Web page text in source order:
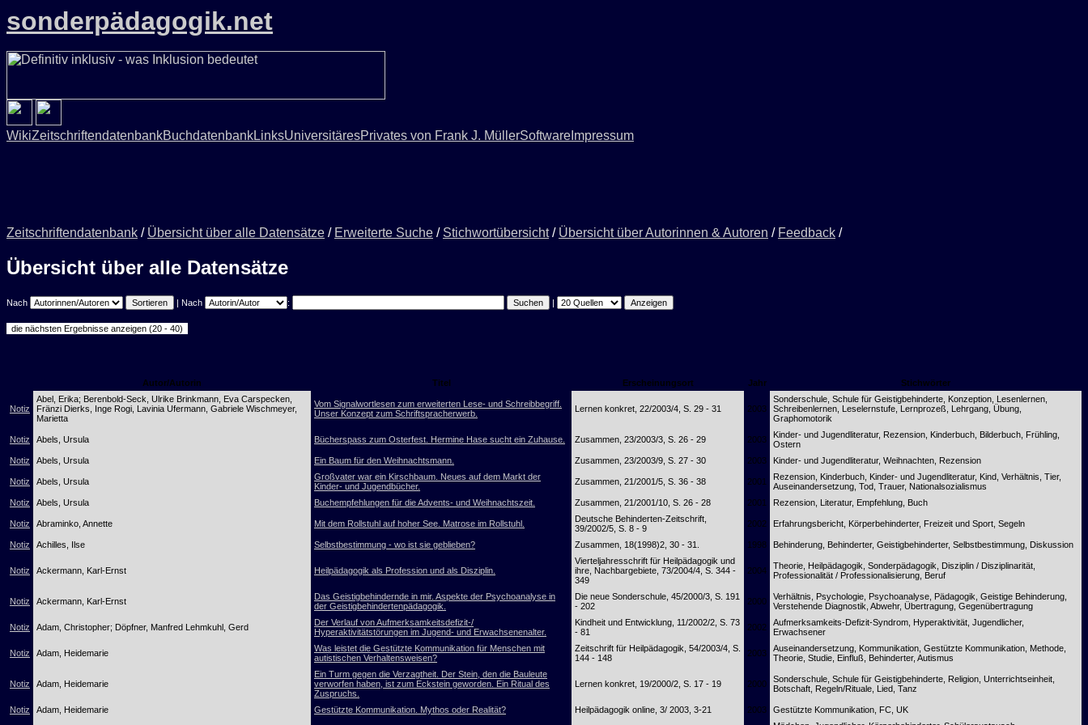
sonderpädagogik.net
WikiZeitschriftendatenbankBuchdatenbankLinksUniversitäresPrivates von Frank J. MüllerSoftware Impressum
Zeitschriftendatenbank / Übersicht über alle Datensätze / Erweiterte Suche / Stichwortübersicht/ Übersicht über Autorinnen & Autoren / Feedback /
Übersicht über alle Datensätze
Nach | Nach : |
Autor/Autorin Titel Erscheinungsort Jahr Stichwörter
Notiz
Abel, Erika; Berenbold-Seck, Ulrike Brinkmann, Eva Carspecken,
Fränzi Dierks, Inge Rogi, Lavinia Ufermann, Gabriele Wischmeyer,
Marietta
Vom Signalwortlesen zum erweiterten Lese- und Schreibbegriff.
Unser Konzept zum Schriftspracherwerb.
Lernen konkret, 22/2003/4, S. 29 - 31 2003
Sonderschule, Schule für Geistigbehinderte, Konzeption, Lesenlernen,
Schreibenlernen, Leselernstufe, Lernprozeß, Lehrgang, Übung,
Graphomotorik
Notiz Abels, Ursula Bücherspass zum Osterfest. Hermine Hase sucht ein Zuhause. Zusammen, 23/2003/3, S. 26 - 29 2003
Kinder- und Jugendliteratur, Rezension, Kinderbuch, Bilderbuch, Frühling,
Ostern
Notiz
Abels, Ursula Ein Baum für den Weihnachtsmann. Zusammen, 23/2003/9, S. 27 - 30 2003 Kinder- und Jugendliteratur, Weihnachten, Rezension
Notiz Abels, Ursula
Großvater war ein Kirschbaum. Neues auf dem Markt der
Kinder- und Jugendbücher.
Zusammen, 21/2001/5, S. 36 - 38 2001
Rezension, Kinderbuch, Kinder- und Jugendliteratur, Kind, Verhältnis, Tier,
Auseinandersetzung, Tod, Trauer, Nationalsozialismus
Notiz
Abels, Ursula Buchempfehlungen für die Advents- und Weihnachtszeit. Zusammen, 21/2001/10, S. 26 - 28 2001 Rezension, Literatur, Empfehlung, Buch
Notiz Abraminko, Annette Mit dem Rollstuhl auf hoher See. Matrose im Rollstuhl.
Deutsche Behinderten-Zeitschrift,
39/2002/5, S. 8 - 9
2002 Erfahrungsbericht, Körperbehinderter, Freizeit und Sport, Segeln
Notiz Achilles, Ilse Selbstbestimmung - wo ist sie geblieben? Zusammen, 18(1998)2, 30 - 31. 1998 Behinderung, Behinderter, Geistigbehinderter, Selbstbestimmung, Diskussion
Notiz Ackermann, Karl-Ernst Heilpädagogik als Profession und als Disziplin.
Vierteljahresschrift für Heilpädagogik und
ihre, Nachbargebiete, 73/2004/4, S. 344 -
349
2004
Theorie, Heilpädagogik, Sonderpädagogik, Disziplin / Disziplinarität,
Professionalität / Professionalisierung, Beruf
Notiz Ackermann, Karl-Ernst
Das Geistigbehindernde in mir. Aspekte der Psychoanalyse in
der Geistigbehindertenpädagogik.
Die neue Sonderschule, 45/2000/3, S. 191
- 202
2000
Verhältnis, Psychologie, Psychoanalyse, Pädagogik, Geistige Behinderung,
Verstehende Diagnostik, Abwehr, Übertragung, Gegenübertragung
Notiz Adam, Christopher; Döpfner, Manfred Lehmkuhl, Gerd
Der Verlauf von Aufmerksamkeitsdefizit-/
Hyperaktivitätstörungen im Jugend- und Erwachsenenalter.
Kindheit und Entwicklung, 11/2002/2, S. 73
- 81
2002
Aufmerksamkeits-Defizit-Syndrom, Hyperaktivität, Jugendlicher,
Erwachsener
Notiz Adam, Heidemarie
Was leistet die Gestützte Kommunikation für Menschen mit
autistischen Verhaltensweisen?
Zeitschrift für Heilpädagogik, 54/2003/4, S.
144 - 148
2003
Auseinandersetzung, Kommunikation, Gestützte Kommunikation, Methode,
Theorie, Studie, Einfluß, Behinderter, Autismus
Notiz Adam, Heidemarie
Ein Turm gegen die Verzagtheit. Der Stein, den die Bauleute
verworfen haben, ist zum Eckstein geworden. Ein Ritual des
Zuspruchs.
Lernen konkret, 19/2000/2, S. 17 - 19 2000
Sonderschule, Schule für Geistigbehinderte, Religion, Unterrichtseinheit,
Botschaft, Regeln/Rituale, Lied, Tanz
Notiz Adam, Heidemarie Gestützte Kommunikation. Mythos oder Realität? Heilpädagogik online, 3/ 2003, 3-21 2003
Gestützte Kommunikation, FC, UK